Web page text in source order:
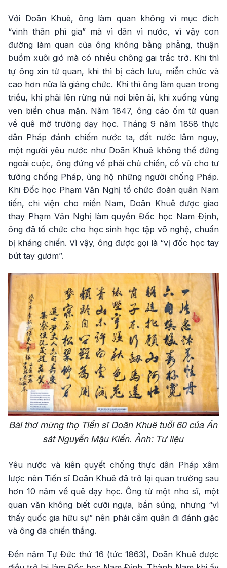
Với Doãn Khuê, ông làm quan không vì mục đích
“vinh thân phì gia” mà vì dân vì nước, vì vậy con
đường làm quan của ông không bằng phẳng, thuận
buồm xuôi gió mà có nhiều chông gai trắc trở. Khi thì
tự ông xin từ quan, khi thì bị cách lưu, miễn chức và
cao hơn nữa là giáng chức. Khi thì ông làm quan trong
triều, khi phải lên rừng núi nơi biên ải, khi xuống vùng
ven biển chua mặn. Năm 1847, ông cáo ốm từ quan
về quê mở trường dạy học. Tháng 9 năm 1858 thực
dân Pháp đánh chiếm nước ta, đất nước lâm nguy,
một người yêu nước như Doãn Khuê không thể đứng
ngoài cuộc, ông đứng về phái chủ chiến, cổ vũ cho tư
tưởng chống Pháp, ủng hộ những người chống Pháp.
Khi Đốc học Phạm Văn Nghị tổ chức đoàn quân Nam
tiến, chi viện cho miền Nam, Doãn Khuê được giao
thay Phạm Văn Nghị làm quyền Đốc học Nam Định,
ông đã tổ chức cho học sinh học tập võ nghệ, chuẩn
bị kháng chiến. Vì vậy, ông được gọi là “vị đốc học tay
bút tay gươm”.
Bài thơ mừng thọ Tiến sĩ Doãn Khuê tuổi 60 của Án
sát Nguyễn Mậu Kiến. Ảnh: Tư liệu
Yêu nước và kiên quyết chống thực dân Pháp xâm
lược nên Tiến sĩ Doãn Khuê đã trở lại quan trường sau
hơn 10 năm về quê dạy học. Ông từ một nho sĩ, một
quan văn không biết cưỡi ngựa, bắn súng, nhưng “vì
thấy quốc gia hữu sự” nên phải cầm quân đi đánh giặc
và ông đã chiến thắng.
Đến năm Tự Đức thứ 16 (tức 1863), Doãn Khuê được